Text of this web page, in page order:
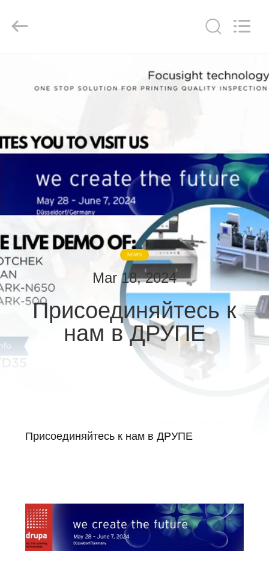
О
НАС
ПУТЕШЕСТВИЕ
ФАБРИКИ
ПРОВЕРКА
КАЧЕСТВА
СВЯЖИТЕСЬ
МЫ
НОВОСТИ
ЦИТАТУ
PRIVACY
POLICY
Co.,Ltd.
NEWS
Mar 18, 2024
Присоединяйтесь к
нам в ДРУПЕ
Присоединяйтесь к нам в ДРУПЕ